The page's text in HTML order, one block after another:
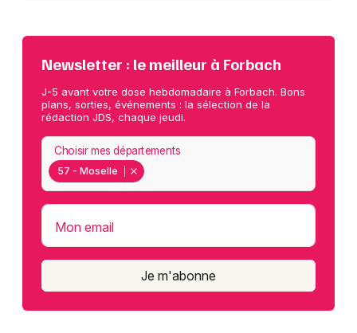
Newsletter : le meilleur à Forbach
J-5 avant votre dose hebdomadaire à Forbach. Bons
plans, sorties, événements : la sélection de la
rédaction JDS, chaque jeudi.
57 - Moselle
Choisir mes départements
Mon email
Je m'abonne